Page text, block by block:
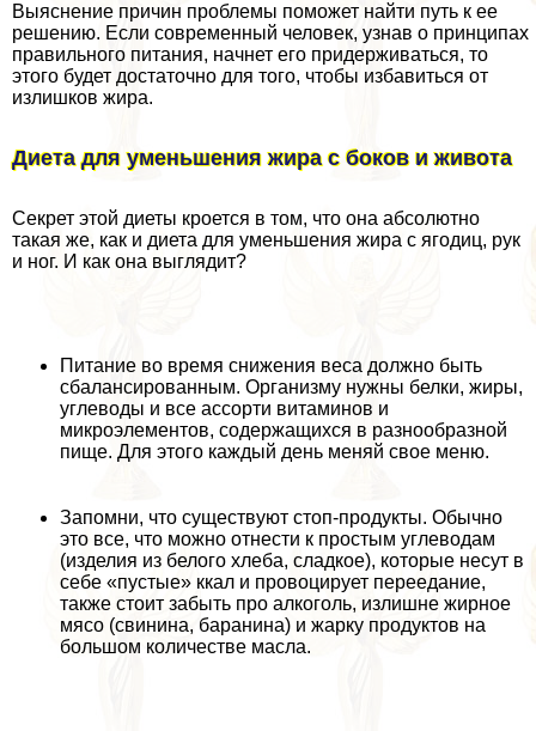
Выяснение причин проблемы поможет найти путь к ее
решению. Если современный человек, узнав о принципах
правильного питания, начнет его придерживаться, то
этого будет достаточно для того, чтобы избавиться от
излишков жира.
Диета для уменьшения жира с боков и живота
Секрет этой диеты кроется в том, что она абсолютно
такая же, как и диета для уменьшения жира с ягoдиц, рук
и ног. И как она выглядит?
Питание во время снижения веса должно быть
сбалансированным. Организму нужны белки, жиры,
углеводы и все ассорти витаминов и
микроэлементов, содержащихся в разнообразной
пище. Для этого каждый день меняй свое меню.
Запомни, что существуют стоп-продукты. Обычно
это все, что можно отнести к простым углеводам
(изделия из белого хлеба, сладкое), которые несут в
себе «пустые» ккал и провоцирует переедание,
также стоит забыть про алкоголь, излишне жирное
мясо (свинина, бapaнина) и жарку продуктов на
большом количестве масла.